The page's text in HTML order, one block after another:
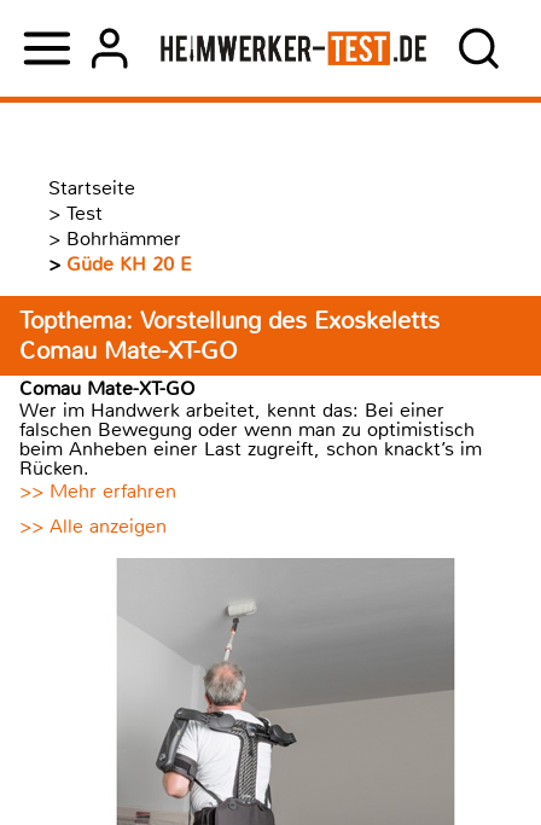
Startseite
> Test
> Bohrhämmer
> Güde KH 20 E
Topthema: Vorstellung des Exoskeletts
Comau Mate-XT-GO
Comau Mate-XT-GO
Wer im Handwerk arbeitet, kennt das: Bei einer
falschen Bewegung oder wenn man zu optimistisch
beim Anheben einer Last zugreift, schon knackt’s im
Rücken.
>> Mehr erfahren
>> Alle anzeigen